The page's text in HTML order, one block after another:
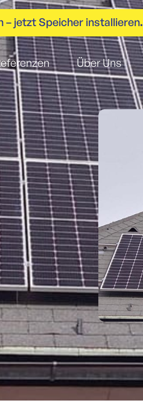
– jetzt Speicher installieren.
Über Uns